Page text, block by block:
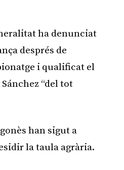
ha denunciat
després de
i qualificat el
“del tot
han sigut a
la taula agrària.